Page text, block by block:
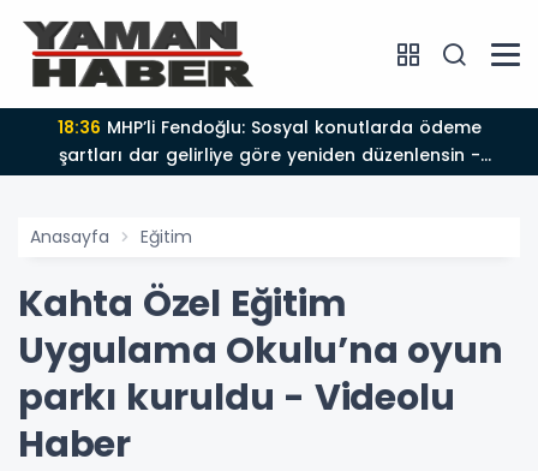
18:36
şartları dar gelirliye göre yeniden düzenlensin -
Videolu Haber
Anasayfa Eğitim
Kahta Özel Eğitim
Uygulama Okulu’na oyun
parkı kuruldu - Videolu
Haber